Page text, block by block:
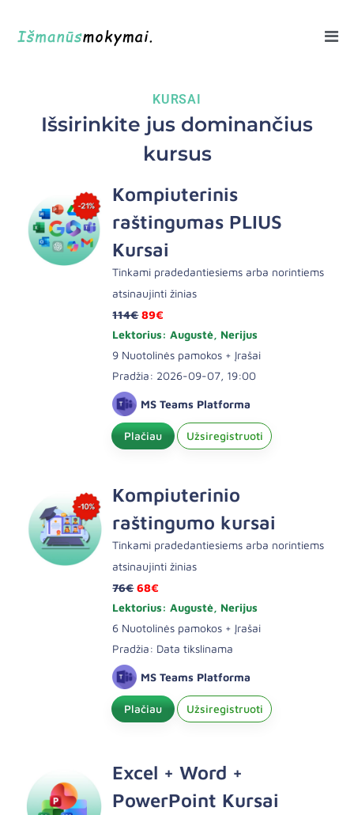
KURSAI
Išsirinkite jus dominančius
kursus
Kompiuterinis
raštingumas PLIUS
Kursai
Tinkami pradedantiesiems arba norintiems
atsinaujinti žinias
114€ 89€
Lektorius: Augustė, Nerijus
9 Nuotolinės pamokos + Įrašai
Pradžia: 2026-09-07, 19:00
MS Teams Platforma
Plačiau Užsiregistruoti
Kompiuterinio
raštingumo kursai
Tinkami pradedantiesiems arba norintiems
atsinaujinti žinias
76€ 68€
Lektorius: Augustė, Nerijus
6 Nuotolinės pamokos + Įrašai
Pradžia: Data tikslinama
MS Teams Platforma
Plačiau Užsiregistruoti
Excel + Word +
PowerPoint Kursai